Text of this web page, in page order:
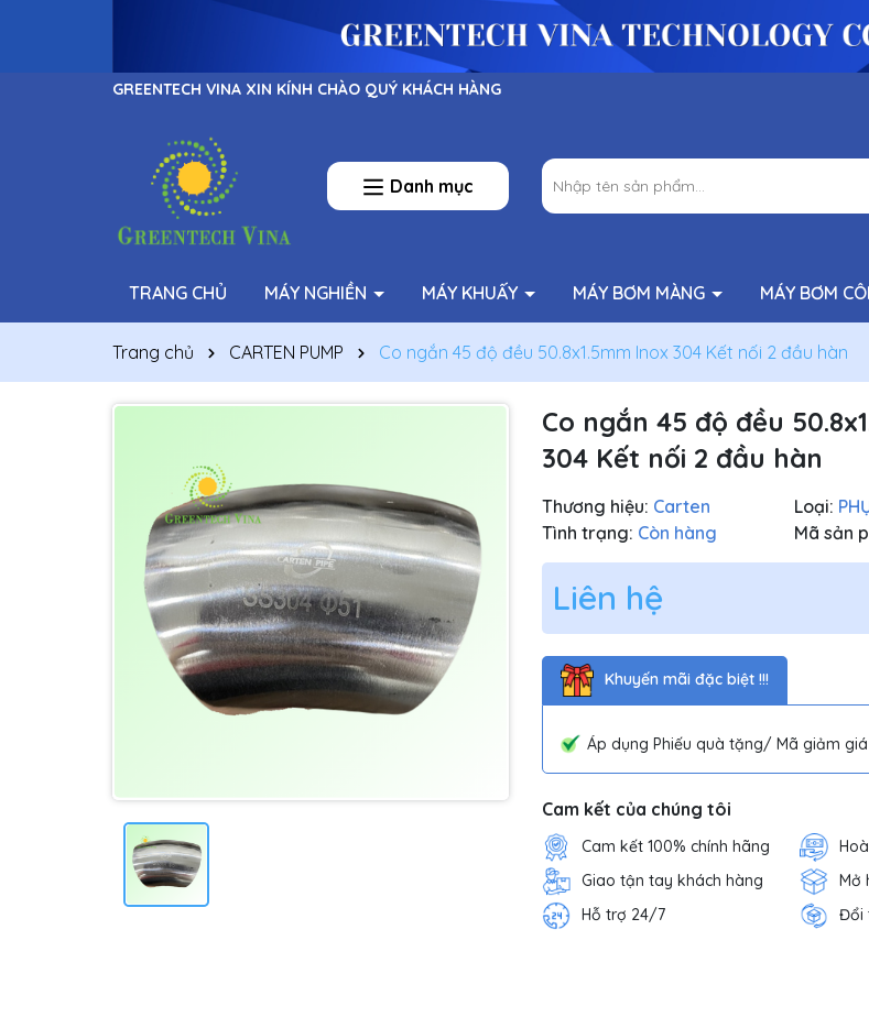
GREENTECH VINA XIN KÍNH CHÀO QUÝ KHÁCH HÀNG
Danh mục
TRANG CHỦ MÁY NGHIỀN MÁY KHUẤY MÁY BƠM MÀNG MÁY BƠM
Trang chủ CARTEN PUMP Co ngắn 45 độ đều 50.8x1.5mm Inox 304 Kết nối 2 đầu hàn
Co ngắn 45 độ đều
304 Kết nối 2 đầu hàn
Thương hiệu: Carten Loại:
Tình trạng: Còn hàng Mã sản
Liên hệ
Khuyến mãi đặc biệt !!!
Áp dụng Phiếu quà tặng/ Mã giảm
Cam kết của chúng tôi
Cam kết 100% chính hãng
Giao tận tay khách hàng
Mở
Hỗ trợ 24/7
Đổi